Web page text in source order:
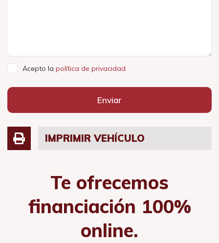
Acepto la política de privacidad
Enviar
IMPRIMIR VEHÍCULO
Te ofrecemos
financiación 100%
online.